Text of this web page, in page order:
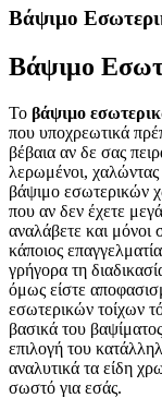
Βάψιμο
Βάψιμο
Το βάψιμο
που υποχρεωτικά
βέβαια αν δε σας
λερωμένοι, χαλώντας
βάψιμο εσωτερικών
που αν δεν έχετε
αναλάβετε και μόνοι
κάποιος
γρήγορα τη
όμως είστε
εσωτερικών τοίχων
βασικά του
επιλογή του
αναλυτικά τα είδη
σωστό για εσάς.